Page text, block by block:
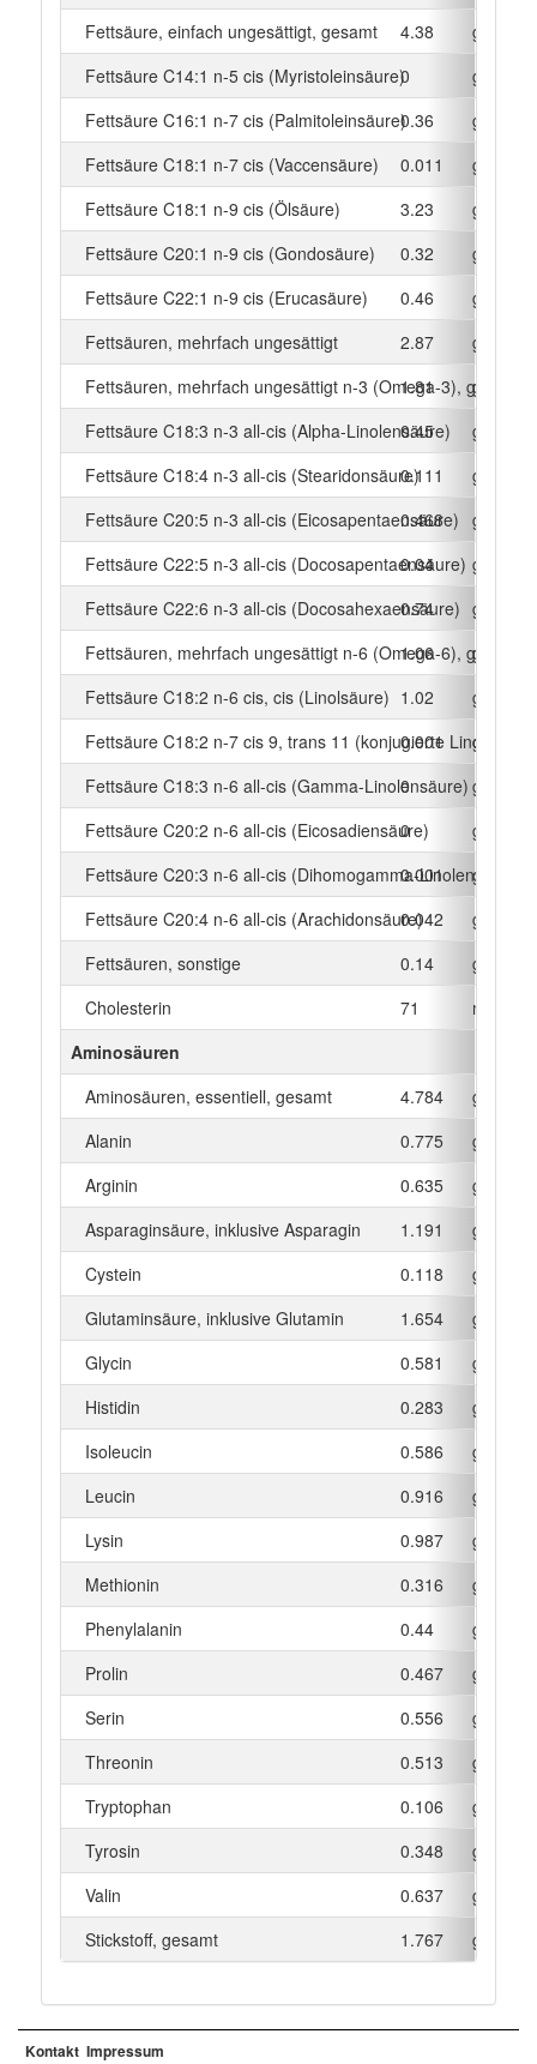
Fettsäure, einfach ungesättigt, gesamt
4.38
g
Fettsäure C14:1 n-5 cis (Myristoleinsäure)0
g
Fettsäure C16:1 n-7 cis (Palmitoleinsäure)0.36
g
Fettsäure C18:1 n-7 cis (Vaccensäure)
0.011
g
Fettsäure C18:1 n-9 cis (Ölsäure)
3.23
g
Fettsäure C20:1 n-9 cis (Gondosäure)
0.32
g
Fettsäure C22:1 n-9 cis (Erucasäure)
0.46
g
Fettsäuren, mehrfach ungesättigt
2.87
g
Fettsäuren, mehrfach ungesättigt n-3 (Omega-3), gesamt
1.81
g
Fettsäure C18:3 n-3 all-cis (Alpha-Linolensäure)
0.45
g
Fettsäure C18:4 n-3 all-cis (Stearidonsäure)0.111
g
Fettsäure C20:5 n-3 all-cis (Eicosapentaensäure)
0.468
g
Fettsäure C22:5 n-3 all-cis (Docosapentaensäure)
0.04
g
Fettsäure C22:6 n-3 all-cis (Docosahexaensäure)
0.74
g
Fettsäuren, mehrfach ungesättigt n-6 (Omega-6), gesamt
1.06
g
Fettsäure C18:2 n-6 cis, cis (Linolsäure) 1.02
g
Fettsäure C18:2 n-7 cis 9, trans 11 (konjugierte Linolsäure)
0.001
g
Fettsäure C18:3 n-6 all-cis (Gamma-Linolensäure)
0
g
Fettsäure C20:2 n-6 all-cis (Eicosadiensäure)
0
g
Fettsäure C20:3 n-6 all-cis (Dihomogamma-Linolensäure)
0.001
g
Fettsäure C20:4 n-6 all-cis (Arachidonsäure)0.042
g
Fettsäuren, sonstige
0.14
g
Cholesterin
71
mg
Aminosäuren
Aminosäuren, essentiell, gesamt
4.784
g
Alanin
0.775
g
Arginin
0.635
g
Asparaginsäure, inklusive Asparagin
1.191
g
Cystein
0.118
g
Glutaminsäure, inklusive Glutamin
1.654
g
Glycin
0.581
g
Histidin
0.283
g
Isoleucin
0.586
g
Leucin
0.916
g
Lysin
0.987
g
Methionin
0.316
g
Phenylalanin
0.44
g
Prolin
0.467
g
Serin
0.556
g
Threonin
0.513
g
Tryptophan
0.106
g
Tyrosin
0.348
g
Valin
0.637
g
Stickstoff, gesamt
1.767 g
Kontakt Impressum